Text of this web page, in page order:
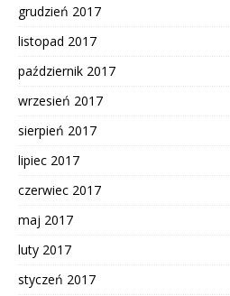
grudzień 2017
listopad 2017
październik 2017
wrzesień 2017
sierpień 2017
lipiec 2017
czerwiec 2017
maj 2017
luty 2017
styczeń 2017